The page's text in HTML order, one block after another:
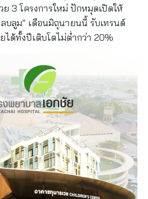
3 โครงการใหม่ ปักหมุดเปิดให้
ลบลูม” เดือนมิถุนายนนี้ รับเทรนด์
ได้ทั้งปีเติบโตไม่ต่ำกว่า 20%